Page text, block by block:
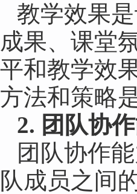
教学效果
成果、课堂
平和教学效
方法和策略
2. 团队协
团队协作
队成员之间